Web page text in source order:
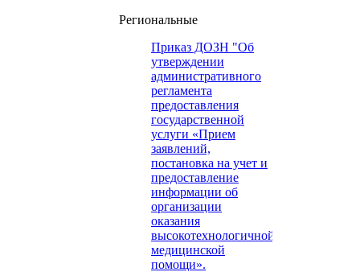
Региональные
Приказ ДОЗН "Об
утверждении
административного
регламента
предоставления
государственной
услуги «Прием
заявлений,
постановка на учет и
предоставление
информации об
организации
оказания
высокотехнологичной
медицинской
помощи».